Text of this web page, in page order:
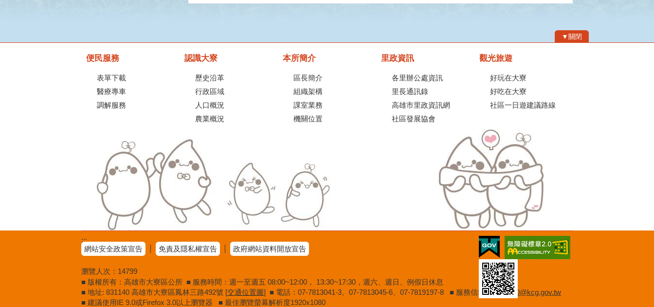
▼關閉
便民服務
表單下載
醫療專車
調解服務
認識大寮
歷史沿革
行政區域
人口概況
農業概況
本所簡介
區長簡介
組織架構
課室業務
機關位置
里政資訊
各里辦公處資訊
里長通訊錄
高雄市里政資訊網
社區發展協會
觀光旅遊
好玩在大寮
好吃在大寮
社區一日遊建議路線
:::
網站安全政策宣告
免責及隱私權宣告 政府網站資料開放宣告
瀏覽人次： 14799
■ 版權所有：高雄市大寮區公所 ■ 服務時間：週一至週五 08:00~12:00， 13:30~17:30，週六、週日、例假日休息
■ 地址: 831140 高雄市大寮區鳳林三路492號 [交通位置圖] ■ 電話：07-7813041-3、07-7813045-6、07-7819197-8 ■ 服務信箱：d102830@kcg.gov.tw
■ 建議使用IE 9.0或Firefox 3.0以上瀏覽器 ■ 最佳瀏覽螢幕解析度1920x1080